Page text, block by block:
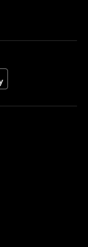
(opens in a new tab)